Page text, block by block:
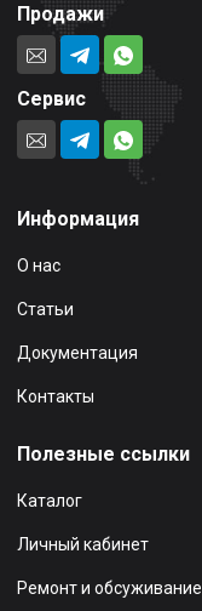
Продажи
Сервис
Информация
О нас
Статьи
Документация
Контакты
Полезные ссылки
Каталог
Личный кабинет
Ремонт и обсуживание